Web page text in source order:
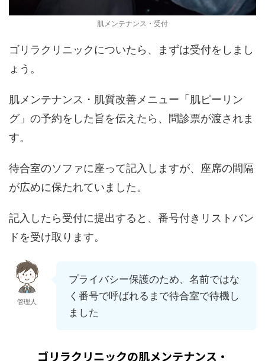
肌メンテナンス・受付
ゴリラクリニックについたら、まずは受付をしまし
ょう。
肌メンテナンス・肌質改善メニュー「肌ピーリン
グ」の予約をした旨を伝えたら、問診票が渡されま
す。
待合室のソファに座って記入しますが、座席の間隔
が広めに保たれていました。
記入したら受付に提出すると、番号付きリストバン
ドを受け取ります。
管理人
プライバシー保護のため、名前ではな
く番号で呼ばれるまで待合室で待機し
ました
ゴリラクリニックの肌メンテナンス・